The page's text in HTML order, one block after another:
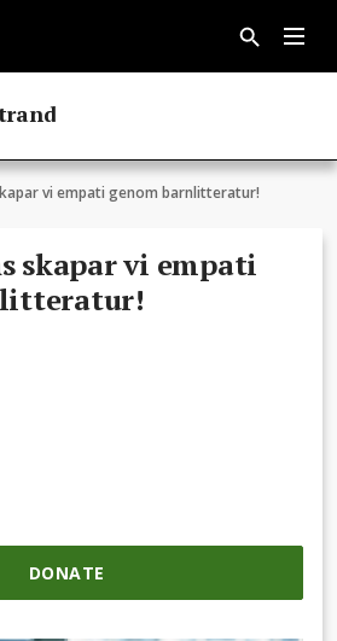
vi empati genom barnlitteratur!
skapar vi empati
DONATE